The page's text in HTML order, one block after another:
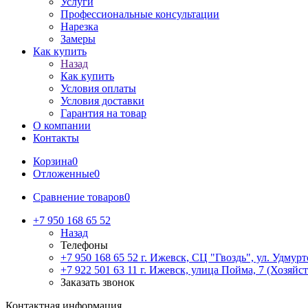
Профессиональные консультации
Нарезка
Замеры
Как купить
Назад
Как купить
Условия оплаты
Условия доставки
Гарантия на товар
О компании
Контакты
Корзина0
Отложенные0
Сравнение товаров0
+7 950 168 65 52
Назад
Телефоны
+7 950 168 65 52 г. Ижевск, СЦ "Гвоздь", ул.
+7 922 501 63 11 г. Ижевск, улица Пойма, 7
Заказать звонок
Контактная информация